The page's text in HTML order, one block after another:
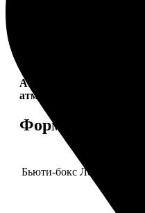
себе. Это коллекция
идеальное настроение и
Aura Project by
атмосферу!
Форматы и цены
Услуга
Бьюти-бокс Леди Mail